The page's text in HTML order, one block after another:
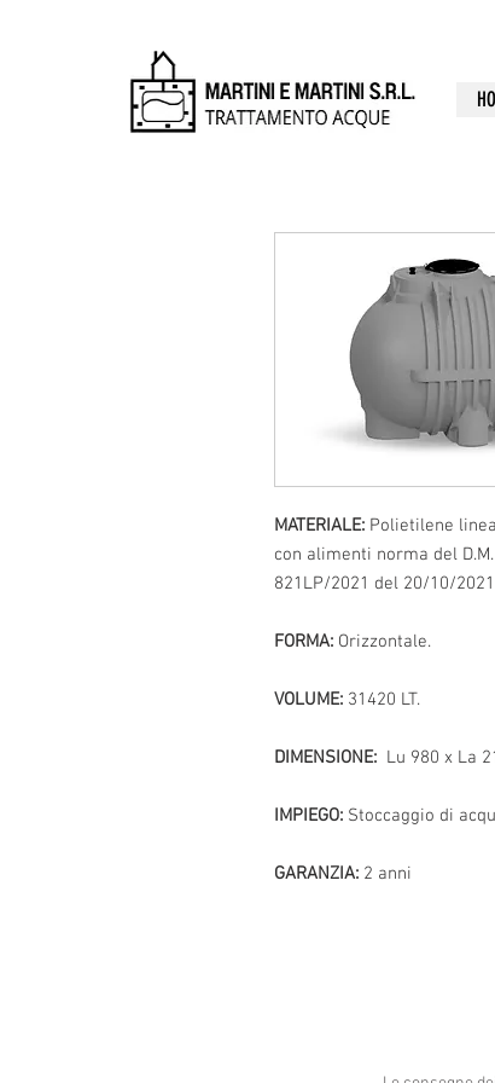
martiniemartinisrl
MATERIALE: Polietilene
con alimenti norma del
821LP/2021 del 20/10/2021
FORMA: Orizzontale.
VOLUME: 31420 LT.
DIMENSIONE: Lu 980 x La
IMPIEGO: Stoccaggio di
GARANZIA: 2 anni